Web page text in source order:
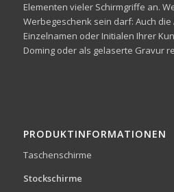
Elementen vieler Schirmgriffe an.
Werbegeschenk sein darf: Auch die
Einzelnamen oder Initialen Ihrer
Doming oder als gelaserte Gravur
PRODUKTINFORMATIONEN
Taschenschirme
Stockschirme